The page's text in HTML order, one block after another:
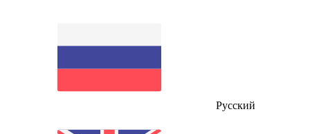
Русский